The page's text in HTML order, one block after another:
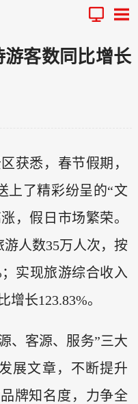
客数同比增长
获悉，春节假期，
上了精彩纷呈的“文
，假日市场繁荣。
人数35万人次，按
实现旅游综合收入
增长123.83%。
、客源、服务”三大
展文章，不断提升
牌知名度，力争全